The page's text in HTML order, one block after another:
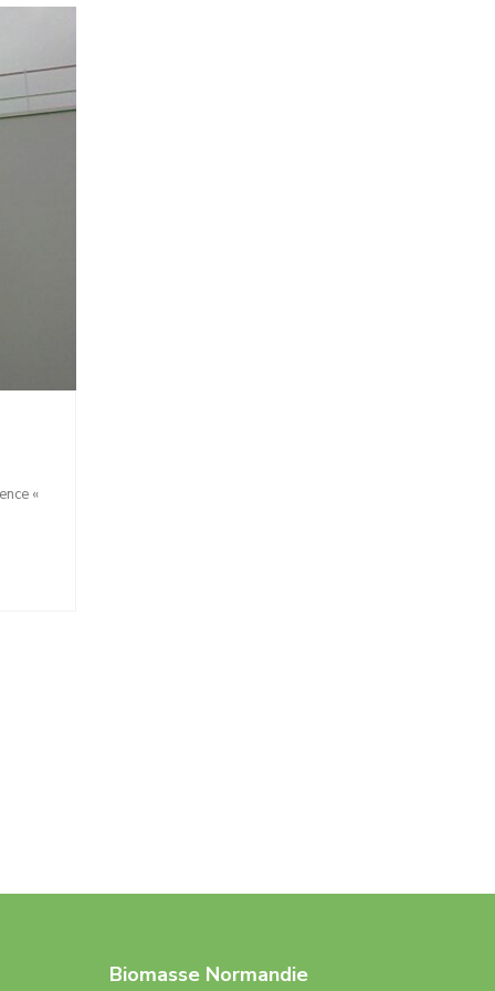
«
Biomasse Normandie